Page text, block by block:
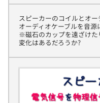
スピーカーのコイルとオー
オーディオケーブルを音源
※磁石のカップを遠ざけた
変化はあるだろうか?